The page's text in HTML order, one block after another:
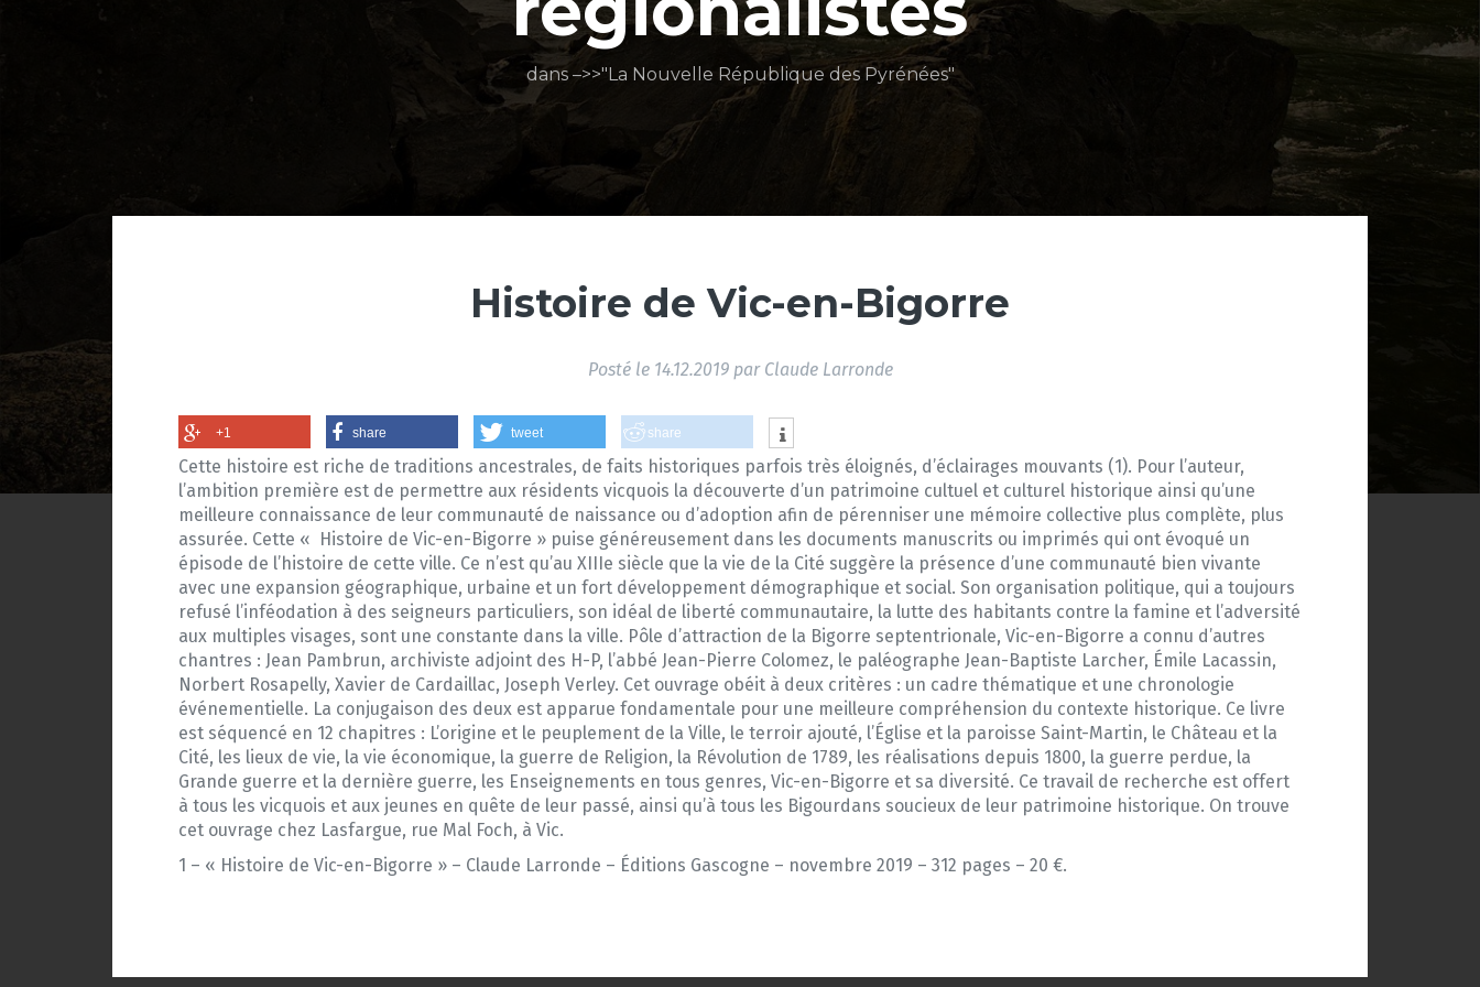
dans –>>"La Nouvelle République des Pyrénées"
Histoire de Vic-en-Bigorre
Posté le 14.12.2019par Claude Larronde
+1 share tweet share
Cette histoire est riche de traditions ancestrales, de faits historiques parfois très éloignés, d’éclairages mouvants (1). Pour l’auteur,
l’ambition première est de permettre aux résidents vicquois la découverte d’un patrimoine cultuel et culturel historique ainsi qu’une
meilleure connaissance de leur communauté de naissance ou d’adoption afin de pérenniser une mémoire collective plus complète, plus
assurée. Cette « Histoire de Vic-en-Bigorre » puise généreusement dans les documents manuscrits ou imprimés qui ont évoqué un
épisode de l’histoire de cette ville. Ce n’est qu’au XIIIe siècle que la vie de la Cité suggère la présence d’une communauté bien vivante
avec une expansion géographique, urbaine et un fort développement démographique et social. Son organisation politique, qui a toujours
refusé l’inféodation à des seigneurs particuliers, son idéal de liberté communautaire, la lutte des habitants contre la famine et l’adversité
aux multiples visages, sont une constante dans la ville. Pôle d’attraction de la Bigorre septentrionale, Vic-en-Bigorre a connu d’autres
chantres : Jean Pambrun, archiviste adjoint des H-P, l’abbé Jean-Pierre Colomez, le paléographe Jean-Baptiste Larcher, Émile Lacassin,
Norbert Rosapelly, Xavier de Cardaillac, Joseph Verley. Cet ouvrage obéit à deux critères : un cadre thématique et une chronologie
événementielle. La conjugaison des deux est apparue fondamentale pour une meilleure compréhension du contexte historique. Ce livre
est séquencé en 12 chapitres : L’origine et le peuplement de la Ville, le terroir ajouté, l’Église et la paroisse Saint-Martin, le Château et la
Cité, les lieux de vie, la vie économique, la guerre de Religion, la Révolution de 1789, les réalisations depuis 1800, la guerre perdue, la
Grande guerre et la dernière guerre, les Enseignements en tous genres, Vic-en-Bigorre et sa diversité. Ce travail de recherche est offert
à tous les vicquois et aux jeunes en quête de leur passé, ainsi qu’à tous les Bigourdans soucieux de leur patrimoine historique. On trouve
cet ouvrage chez Lasfargue, rue Mal Foch, à Vic.
1 – « Histoire de Vic-en-Bigorre » – Claude Larronde – Éditions Gascogne – novembre 2019 – 312 pages – 20 €.